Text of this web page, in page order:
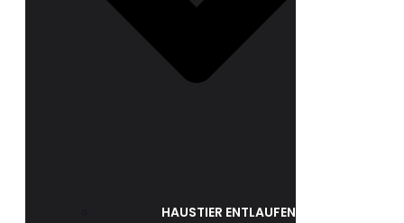
HAUSTIER ENTLAUFEN